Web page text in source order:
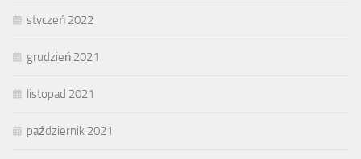
styczeń 2022
grudzień 2021
listopad 2021
październik 2021